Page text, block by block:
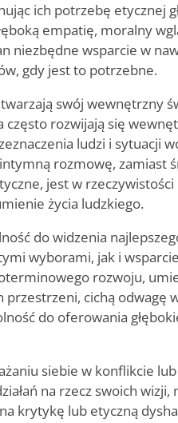
ich potrzebę etycznej
empatię, moralny
niezbędne wsparcie w
gdy jest to potrzebne.
swój wewnętrzny
rozwijają się
ludzi i sytuacji
rozmowę, zamiast
jest w
życia ludzkiego.
do widzenia
wyborami, jak i
rozwoju,
cichą odwagę
do oferowania
siebie w konflikcie
na rzecz swoich wizji,
krytykę lub etyczną